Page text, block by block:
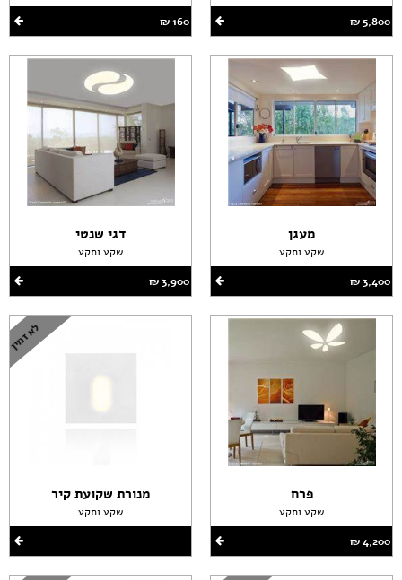
5,800 ‏₪
מעגן
שקע ותקע
3,400 ‏₪
פרח
שקע ותקע
4,200 ‏₪
160 ‏₪
דגי שנטי
שקע ותקע
3,900 ‏₪
מנורת שקועת קיר
שקע ותקע